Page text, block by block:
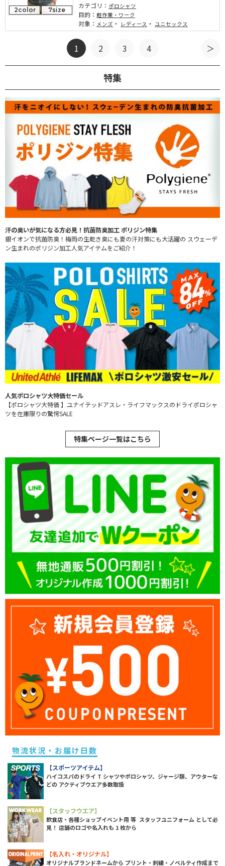
2color 7size
カテゴリ： ポロシャツ
目的： 軽作業・ワーク
対象： メンズ ・ レディース ・ ユニセックス
1 2 3 4
特集
汗の臭いが気になる方必見！抗菌防臭加工 ポリジン特集
銀イオンで抗菌防臭！梅雨の生乾き臭にも夏の汗対策にも大活躍の スウェーデ
ン生まれのポリジン加工人気アイテムをご紹介！
人気ポロシャツ大特価セール
【ポロシャツ大特価 】ユナイテッドアスレ・ライフマックスのドライポロシャ
ツを在庫限りの驚愕SALE
特集ページ一覧はこちら
物流状況・お届け日数
【スポーツアイテム】
ハイコスパのドライ T シャツやポロシャツ、ジャージ類、アウターな
どの アクティブウエア多数取扱
【スタッフウエア】
飲食店・各種ショップイベント用 等 スタッフユニフォーム として必
見！ 店舗のロゴや名入れも 1 枚から
【名入れ・オリジナル】
オリジナルブランドネームから プリント・刺繍・ノベルティ作成まで